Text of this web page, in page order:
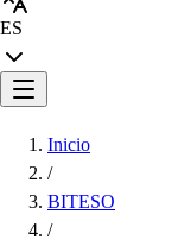
ES
Inicio
/
BITESO
/